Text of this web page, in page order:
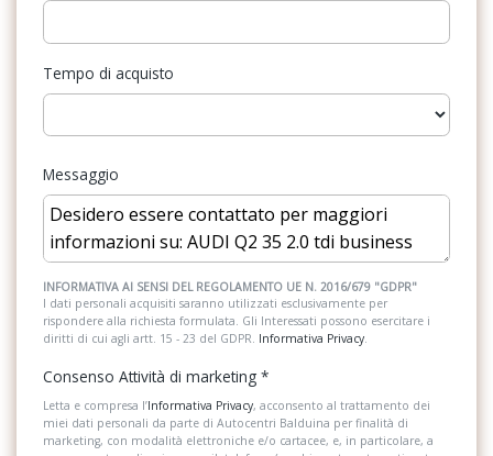
Riconoscimento segnali stradali
Sedili anteriori regolabili
Sensori parcheggio posteriori
Servosterzo
Sistema audio
Sistema di apertura keyless
Sistema di assistenza al mantenimento della corsia
Sistema di navigazione
Sistema di riconoscimento stanchezza guidatore
Sistema telefonico integrato
Tempo di acquisto
Messaggio
INFORMATIVA AI SENSI DEL REGOLAMENTO UE N. 2016/679 "GDPR"
I dati personali acquisiti saranno utilizzati esclusivamente per
rispondere alla richiesta formulata. Gli Interessati possono esercitare i
diritti di cui agli artt. 15 - 23 del GDPR. Informativa Privacy.
Consenso Attività di marketing *
Letta e compresa l’Informativa Privacy, acconsento al trattamento dei
miei dati personali da parte di Autocentri Balduina per finalità di
marketing, con modalità elettroniche e/o cartacee, e, in particolare, a